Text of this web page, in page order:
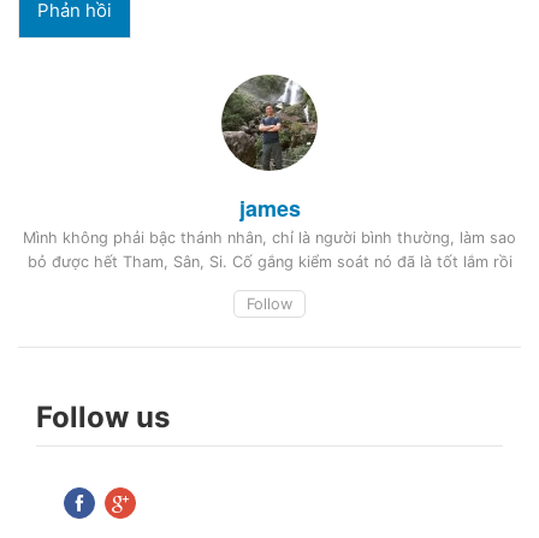
james
Mình không phải bậc thánh nhân, chỉ là người bình thường, làm sao
bỏ được hết Tham, Sân, Si. Cố gắng kiểm soát nó đã là tốt lắm rồi
Follow
Follow us